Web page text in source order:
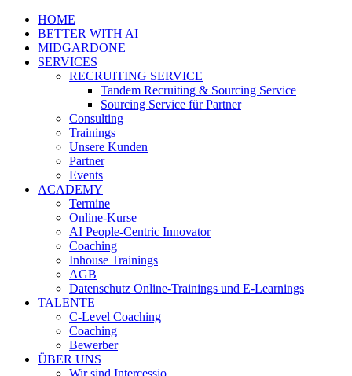
HOME
BETTER WITH AI
MIDGARDONE
SERVICES
RECRUITING SERVICE
Tandem Recruiting & Sourcing Service
Sourcing Service für Partner
Consulting
Trainings
Unsere Kunden
Partner
Events
ACADEMY
Termine
Online-Kurse
AI People-Centric Innovator
Coaching
Inhouse Trainings
AGB
Datenschutz Online-Trainings und E-Learnings
TALENTE
C-Level Coaching
Coaching
Bewerber
ÜBER UNS
Wir sind Intercessio